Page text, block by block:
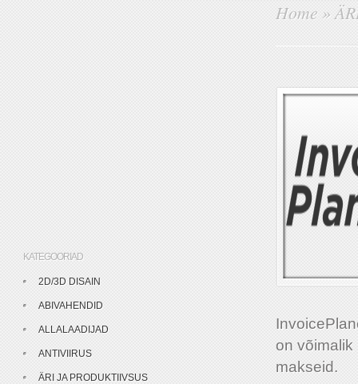
Home »
on
makseid.
KATEGOORIAD
2D/3D DISAIN
ABIVAHENDID
ALLALAADIJAD
ANTIVIIRUS
ÄRI JA PRODUKTIIVSUS